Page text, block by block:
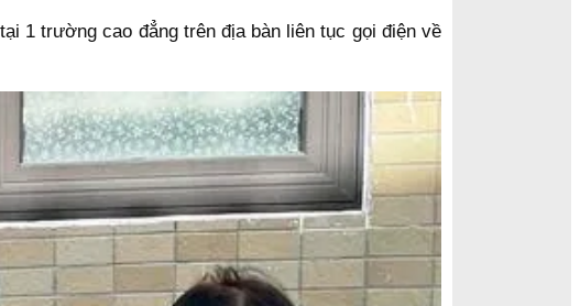
1 trường cao đẳng trên địa bàn liên tục gọi điện về